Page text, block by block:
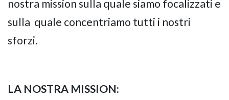
nostra mission sulla quale siamo focalizzati e
sulla quale concentriamo tutti i nostri
sforzi.
LA NOSTRA MISSION: